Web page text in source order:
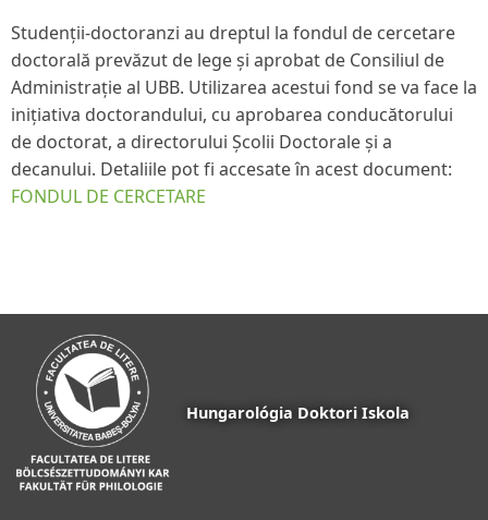
Studenții-doctoranzi au dreptul la fondul de cercetare
doctorală prevăzut de lege și aprobat de Consiliul de
Administrație al UBB. Utilizarea acestui fond se va face la
inițiativa doctorandului, cu aprobarea conducătorului
de doctorat, a directorului Școlii Doctorale și a
decanului. Detaliile pot fi accesate în acest document:
FONDUL DE CERCETARE
Hungarológia Doktori Iskola